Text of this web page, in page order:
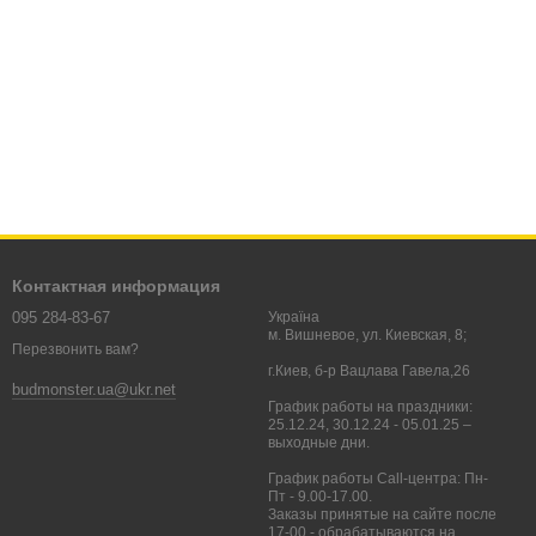
Контактная информация
095 284-83-67
Перезвонить вам?
budmonster.ua@ukr.net
Україна
м. Вишневое, ул. Киевская, 8;
г.Киев, б-р Вацлава Гавела,26
График работы на праздники:
25.12.24, 30.12.24 - 05.01.25 –
выходные дни.
График работы Call-центра: Пн-
Пт - 9.00-17.00.
Заказы принятые на сайте после
17-00 - обрабатываются на